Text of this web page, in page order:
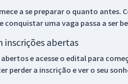
a se preparar o quanto antes.
conquistar uma vaga passa a ser
inscrições abertas
e acesse o edital para
perder a inscrição e ver o seu